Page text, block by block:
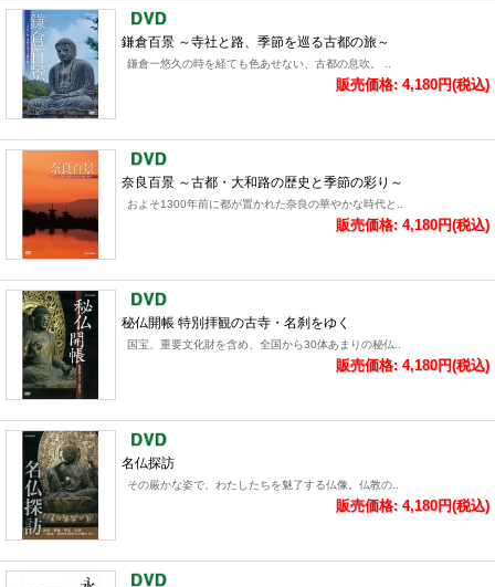
鎌倉百景 ～寺社と路、季節を巡る古都の旅～
鎌倉一悠久の時を経ても色あせない、古都の息吹。 ..
販売価格: 4,180円(税込)
奈良百景 ～古都・大和路の歴史と季節の彩り～
およそ1300年前に都が置かれた奈良の華やかな時代と..
販売価格: 4,180円(税込)
秘仏開帳 特別拝観の古寺・名刹をゆく
国宝、重要文化財を含め、全国から30体あまりの秘仏..
販売価格: 4,180円(税込)
名仏探訪
その厳かな姿で、わたしたちを魅了する仏像。仏教の..
販売価格: 4,180円(税込)